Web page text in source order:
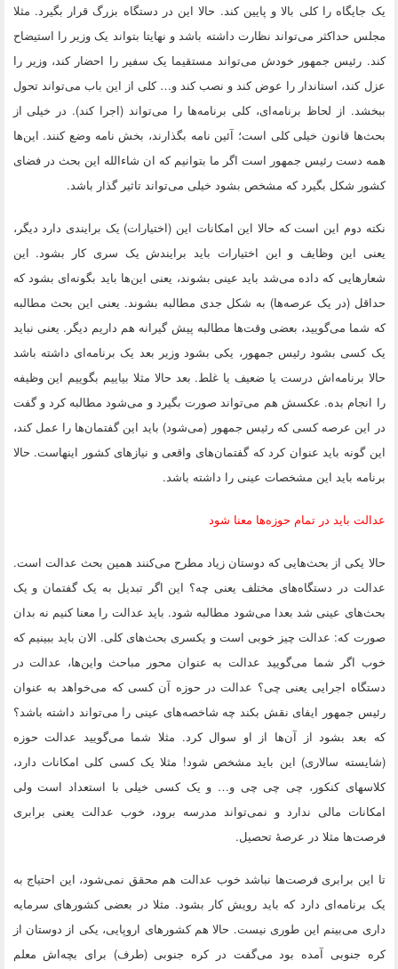
یک جایگاه را کلی بالا و پایین کند. حالا این در دستگاه بزرگ قرار بگیرد. مثلا
مجلس حداکثر می‌تواند نظارت داشته باشد و نهایتا بتواند یک وزیر را استیضاح
کند. رئیس جمهور خودش می‌تواند مستقیما یک سفیر را احضار کند، وزیر را
عزل کند، استاندار را عوض کند و نصب کند و… کلی از این باب می‌تواند تحول
ببخشد. از لحاظ برنامه‌ای، کلی برنامه‌ها را می‌تواند (اجرا کند). در خیلی از
بحث‌ها قانون خیلی کلی است؛ آئین نامه بگذارند، بخش نامه وضع کنند. این‌ها
همه دست رئیس جمهور است اگر ما بتوانیم که ان شاءالله این بحث در فضای
کشور شکل بگیرد که مشخص بشود خیلی می‌تواند تاثیر گذار باشد.
نکته دوم این است که حالا این امکانات این (اختیارات) یک برایندی دارد دیگر،
یعنی این وظایف و این اختیارات باید برایندش یک سری کار بشود. این
شعار‌هایی که داده می‌شد باید عینی بشوند، یعنی این‌ها باید بگونه‌ای بشود که
حداقل (در یک عرصه‌ها) به شکل جدی مطالبه بشوند. یعنی این بحث مطالبه
که شما می‌گویید، بعضی وقت‌ها مطالبه پیش گیرانه هم داریم دیگر. یعنی نباید
یک کسی بشود رئیس جمهور، یکی بشود وزیر بعد یک برنامه‌ای داشته باشد
حالا برنامه‌اش درست یا ضعیف یا غلط. بعد حالا مثلا بیاییم بگوییم این وظیفه
را انجام بده. عکسش هم می‌تواند صورت بگیرد و می‌شود مطالبه کرد و گفت
در این عرصه کسی که رئیس جمهور (می‌شود) باید این گفتمان‌ها را عمل کند،
این گونه باید عنوان کرد که گفتمان‌های واقعی و نیازهای کشور اینهاست. حالا
برنامه باید این مشخصات عینی را داشته باشد.
عدالت باید در تمام حوزه‌ها معنا شود
حالا یکی از بحث‌هایی که دوستان زیاد مطرح می‌کنند همین بحث عدالت است.
عدالت در دستگاه‌های مختلف یعنی چه؟ این اگر تبدیل به یک گفتمان و یک
بحث‌های عینی شد بعدا می‌شود مطالبه شود. باید عدالت را معنا کنیم نه بدان
صورت که: عدالت چیز خوبی است و یکسری بحث‌های کلی. الان باید ببینیم که
خوب اگر شما می‌گویید عدالت به عنوان محور مباحث واین‌ها، عدالت در
دستگاه اجرایی یعنی چی؟ عدالت در حوزه آن کسی که می‌خواهد به عنوان
رئیس جمهور ایفای نقش بکند چه شاخصه‌های عینی را می‌تواند داشته باشد؟
که بعد بشود از آن‌ها از او سوال کرد. مثلا شما می‌گویید عدالت حوزه
(شایسته سالاری) این باید مشخص شود! مثلا یک کسی کلی امکانات دارد،
کلاسهای کنکور، چی چی چی و… و یک کسی خیلی با استعداد است ولی
امکانات مالی ندارد و نمی‌تواند مدرسه برود، خوب عدالت یعنی برابری
فرصت‌ها مثلا در عرصهٔ تحصیل.
تا این برابری فرصت‌ها نباشد خوب عدالت هم محقق نمی‌شود، این احتیاج به
یک برنامه‌ای دارد که باید رویش کار بشود. مثلا در بعضی کشورهای سرمایه
داری می‌بینم این طوری نیست. حالا هم کشورهای اروپایی، یکی از دوستان از
کره جنوبی آمده بود می‌گفت در کره جنوبی (طرف) برای بچه‌اش معلم